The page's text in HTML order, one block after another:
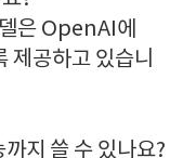
은 OpenAI에
제공하고 있습니
지 쓸 수 있나요?